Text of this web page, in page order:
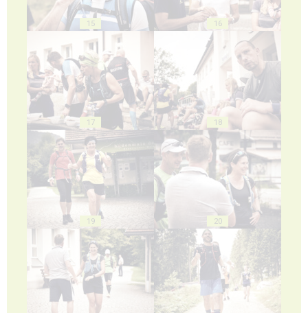
15 16
17 18
19 20